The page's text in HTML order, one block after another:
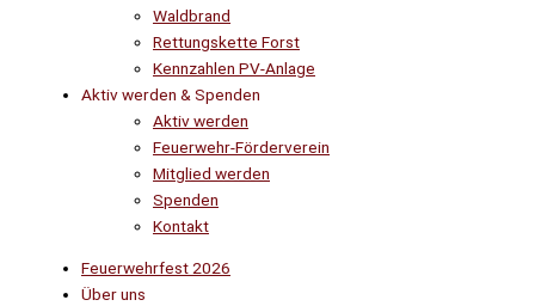
Waldbrand
Rettungskette Forst
Kennzahlen PV-Anlage
Aktiv werden & Spenden
Aktiv werden
Feuerwehr-Förderverein
Mitglied werden
Spenden
Kontakt
Feuerwehrfest 2026
Über uns